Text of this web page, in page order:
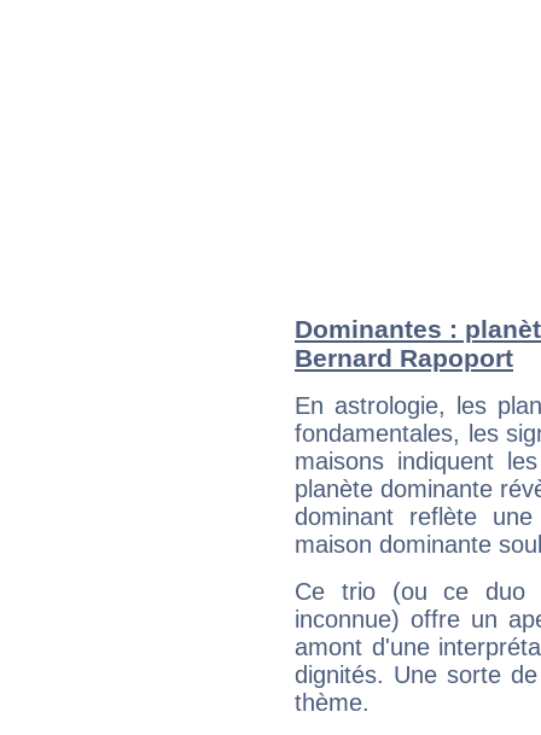
Dominantes :
Bernard Rapoport
En astrologie, les
fondamentales, les
maisons indiquent
planète dominante
dominant reflète
maison dominante
Ce trio (ou ce duo
inconnue) offre un
amont d'une
dignités. Une sorte
thème.